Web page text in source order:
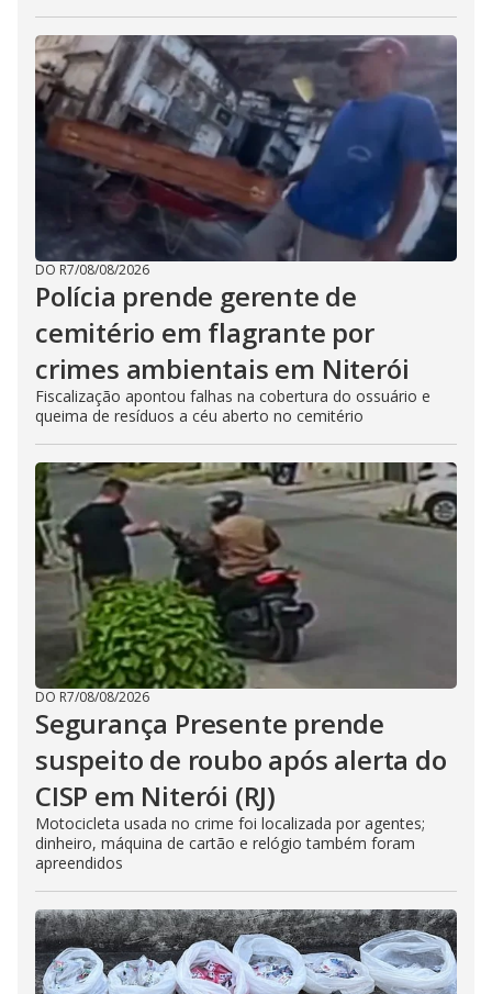
DO R7/08/08/2026
Polícia prende gerente de
cemitério em flagrante por
crimes ambientais em Niterói
Fiscalização apontou falhas na cobertura do ossuário e
queima de resíduos a céu aberto no cemitério
DO R7/08/08/2026
Segurança Presente prende
suspeito de roubo após alerta do
CISP em Niterói (RJ)
Motocicleta usada no crime foi localizada por agentes;
dinheiro, máquina de cartão e relógio também foram
apreendidos